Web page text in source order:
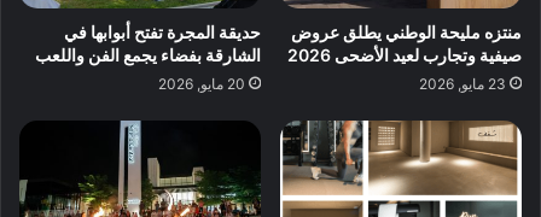
منتزه مليحة الوطني يطلق عروض
صيفية وتجارب لعيد الأضحى 2026
23 مايو, 2026
حديقة المجرة تفتح أبوابها في
الشارقة بفضاء يجمع الفن واللعب
20 مايو, 2026